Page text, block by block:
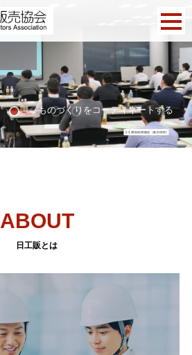
ものづくりをコーディネートする
ABOUT
日工販とは